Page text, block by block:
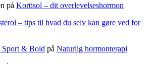
på Kortisol – dit overlevelseshormon
– tips til hvad du selv kan gøre ved for
Sport & Bold på Naturlig hormonterapi